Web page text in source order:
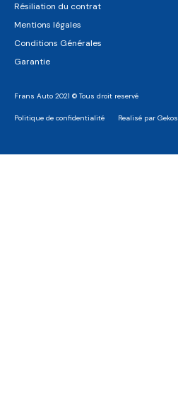
Résiliation du contrat
Mentions légales
Conditions Générales
Garantie
Frans Auto 2021 © Tous droit reservé
Politique de confidentialité Realisé par Gekos